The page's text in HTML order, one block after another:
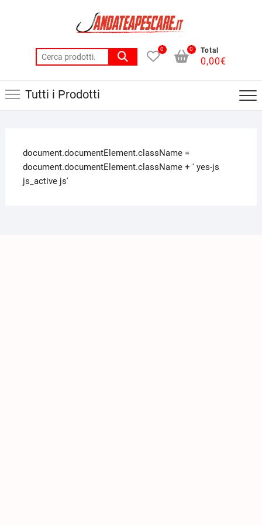
0 Total
0,00€
0
Tutti i Prodotti
document.documentElement.className =
document.documentElement.className + ' yes-js
js_active js'